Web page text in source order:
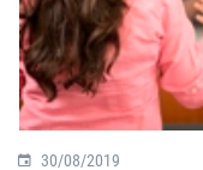
30/08/2019